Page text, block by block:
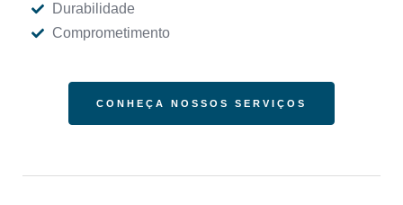
Durabilidade
Comprometimento
CONHEÇA NOSSOS SERVIÇOS